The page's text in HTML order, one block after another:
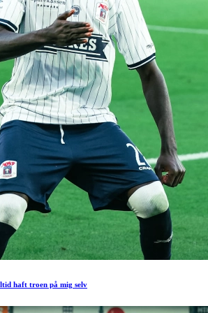
haft troen på mig selv